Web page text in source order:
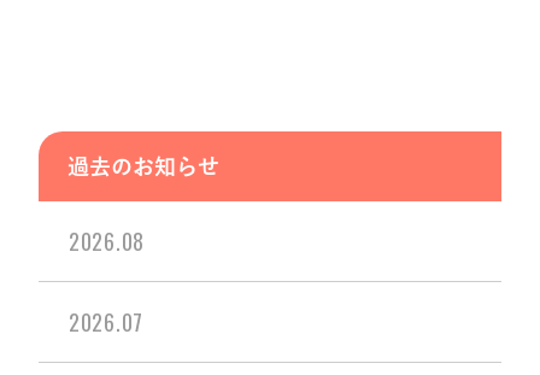
過去のお知らせ
2026.08
2026.07